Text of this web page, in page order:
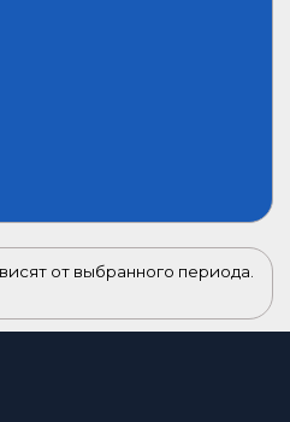
от выбранного периода.